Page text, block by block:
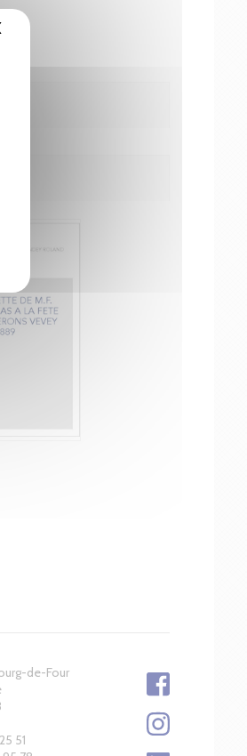
Masquer le bandeau des cookies
de-Four
51